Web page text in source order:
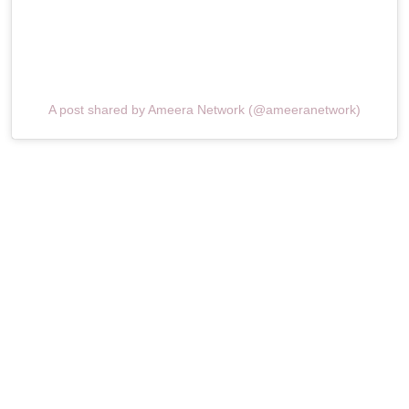
A post shared by Ameera Network (@ameeranetwork)